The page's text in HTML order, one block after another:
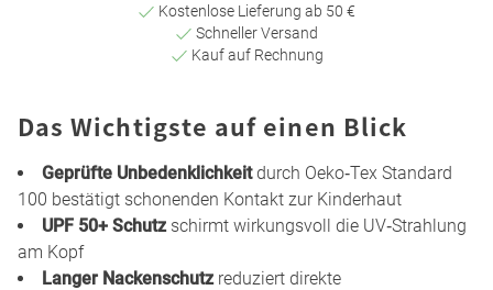
Kostenlose Lieferung ab 50 €
Schneller Versand
Kauf auf Rechnung
Das Wichtigste auf einen Blick
Geprüfte Unbedenklichkeitdurch Oeko‑Tex Standard
100 bestätigt schonenden Kontakt zur Kinderhaut
UPF 50+ Schutzschirmt wirkungsvoll die UV‑Strahlung
am Kopf
Langer Nackenschutzreduziert direkte